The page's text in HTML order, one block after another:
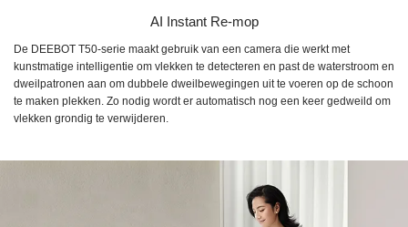
AI Instant Re-mop
De DEEBOT T50-serie maakt gebruik van een camera die werkt met
kunstmatige intelligentie om vlekken te detecteren en past de waterstroom en
dweilpatronen aan om dubbele dweilbewegingen uit te voeren op de schoon
te maken plekken. Zo nodig wordt er automatisch nog een keer gedweild om
vlekken grondig te verwijderen.